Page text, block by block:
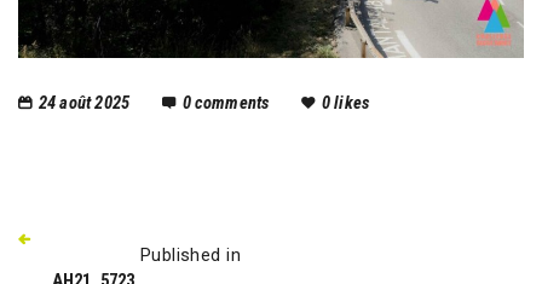
24 août 2025 0comments 0likes
Published in